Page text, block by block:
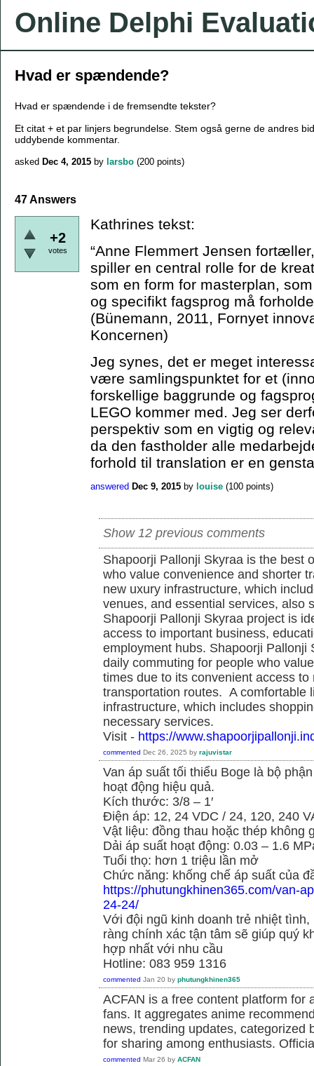
Online Delphi
Hvad er spændende?
Hvad er spændende i de fremsendte tekster?
Et citat + et par linjers begrundelse. Stem også gerne de andres
uddybende kommentar.
asked Dec 4, 2015 by larsbo (200 points)
47 Answers
+2
votes
Kathrines tekst:
“Anne Flemmert Jensen
spiller en central rolle for de
som en form for masterplan,
og specifikt fagsprog må
(Bünemann, 2011, Fornyet
Koncernen)
Jeg synes, det er meget
være samlingspunktet for et
forskellige baggrunde og
LEGO kommer med. Jeg ser
perspektiv som en vigtig og
da den fastholder alle
forhold til translation er en
answered Dec 9, 2015 by louise (100 points)
Show 12 previous comments
Shapoorji Pallonji Skyraa is the best
who value convenience and shorter
new uxury infrastructure, which
venues, and essential services, also
Shapoorji Pallonji Skyraa project is
access to important business,
employment hubs. Shapoorji Pallonji
daily commuting for people who
times due to its convenient access
transportation routes. A comfortable
infrastructure, which includes
necessary services.
Visit - https://
commented Dec 26, 2025 by rajuvistar
Van áp suất tối thiểu Boge là bộ
hoạt động hiệu quả.
Kích thước: 3/8 – 1′
Điện áp: 12, 24 VDC / 24, 120, 240
Vật liệu: đồng thau hoặc thép không
Dải áp suất hoạt động: 0.03 – 1.6
Tuổi thọ: hơn 1 triệu lần mở
Chức năng: khống chế áp suất của
https://phutungkhinen365.com/van-
24-24/
Với đội ngũ kinh doanh trẻ nhiệt
ràng chính xác tận tâm sẽ giúp quý
hợp nhất với nhu cầu
Hotline: 083 959 1316
commented Jan 20 by phutungkhinen365
ACFAN is a free content platform for
fans. It aggregates anime
news, trending updates, categorized
for sharing among enthusiasts.
commented Mar 26 by ACFAN